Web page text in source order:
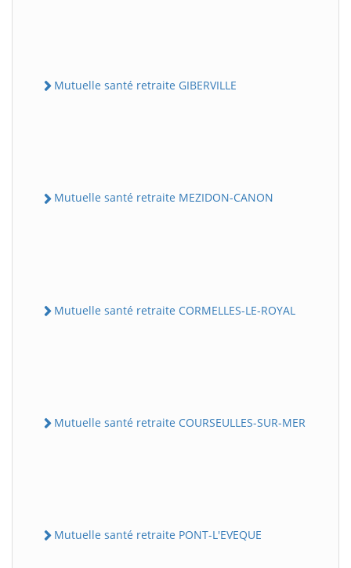
Mutuelle santé retraite GIBERVILLE
Mutuelle santé retraite MEZIDON-CANON
Mutuelle santé retraite CORMELLES-LE-ROYAL
Mutuelle santé retraite COURSEULLES-SUR-MER
Mutuelle santé retraite PONT-L'EVEQUE